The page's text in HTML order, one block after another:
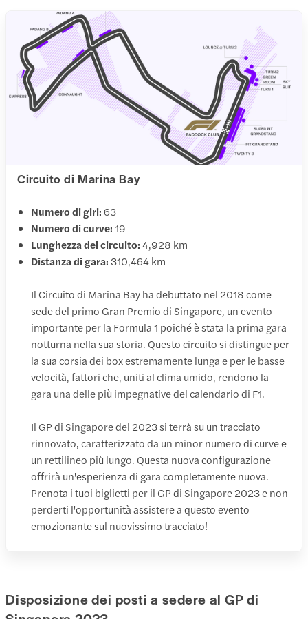
Circuito di Marina Bay
Numero di giri:63
Numero di curve:19
Lunghezza del circuito:4,928 km
Distanza di gara: 310,464 km
Il Circuito di Marina Bay ha debuttato nel 2018 come
sede del primo Gran Premio di Singapore, un evento
importante per la Formula 1 poiché è stata la prima gara
notturna nella sua storia. Questo circuito si distingue per
la sua corsia dei box estremamente lunga e per le basse
velocità, fattori che, uniti al clima umido, rendono la
gara una delle più impegnative del calendario di F1.
Il GP di Singapore del 2023 si terrà su un tracciato
rinnovato, caratterizzato da un minor numero di curve e
un rettilineo più lungo. Questa nuova configurazione
offrirà un'esperienza di gara completamente nuova.
Prenota i tuoi biglietti per il GP di Singapore 2023 e non
perderti l'opportunità assistere a questo evento
emozionante sul nuovissimo tracciato!
Disposizione dei posti a sedere al GP di